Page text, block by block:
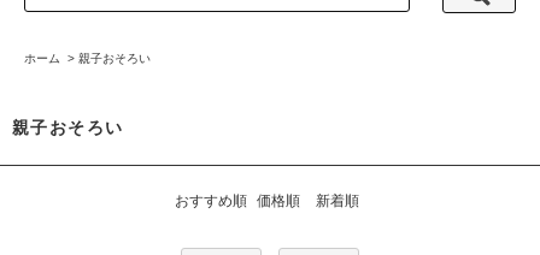
ホーム > 親子おそろい
親子おそろい
おすすめ順 価格順 新着順